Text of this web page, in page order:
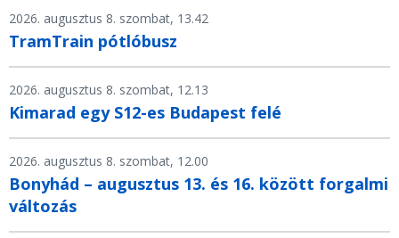
2026. augusztus 8. szombat, 13.42
TramTrain pótlóbusz
2026. augusztus 8. szombat, 12.13
Kimarad egy S12-es Budapest felé
2026. augusztus 8. szombat, 12.00
Bonyhád – augusztus 13. és 16. között forgalmi
változás